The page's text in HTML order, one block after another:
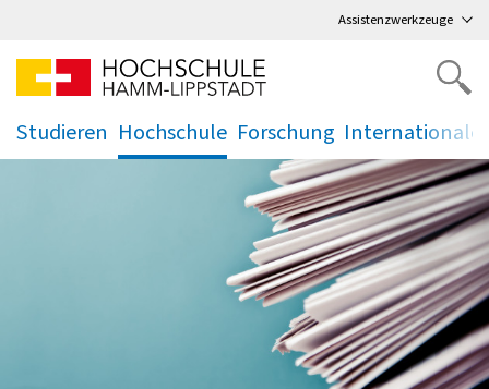
Assistenzwerkzeuge
Studieren
.
Hochschule
.
Forschung
. .